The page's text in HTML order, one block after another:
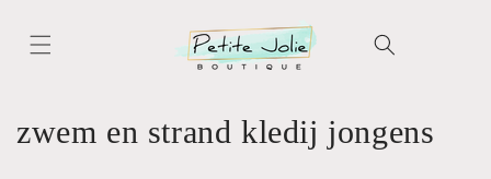
content
C
zwem en strand kledij jongens